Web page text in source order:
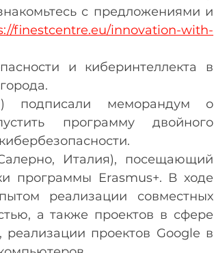
с предложениями и
finestcentre.eu/innovation-with-
и киберинтеллекта в
подписали меморандум о
программу двойного
Италия), посещающий
программы Erasmus+. В ходе
реализации совместных
а также проектов в сфере
реализации проектов Google в